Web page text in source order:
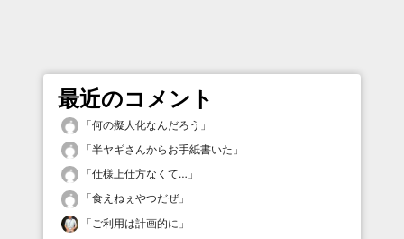
最近のコメント
「何の擬人化なんだろう 」
「半ヤギさんからお手紙書いた 」
「仕様上仕方なくて… 」
「食えねぇやつだぜ」
「 ご利用は計画的に 」